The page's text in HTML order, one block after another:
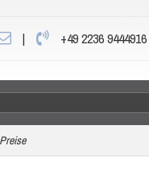
| +49 2236 9444916